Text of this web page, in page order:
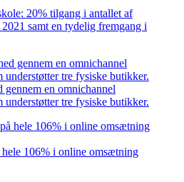
20% tilgang i antallet af
samt en tydelig fremgang i
en omnichannel
understøtter tre fysiske butikker.
hele 106% i online omsætning